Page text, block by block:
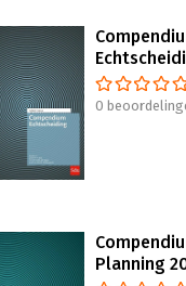
0
Planning